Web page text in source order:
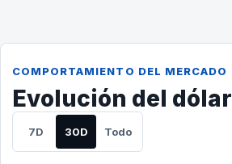
COMPORTAMIENTO DEL MERCADO
Evolución del dólar
7D 30D Todo